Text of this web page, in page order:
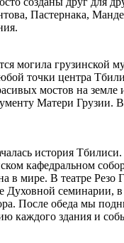
Пастернака,
могила
точки центра
мостов на
Матери
история
кафедральном
в мире. В театре
Духовной
После обеда мы
каждого здания и